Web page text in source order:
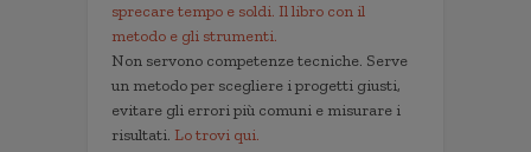
sprecare tempo e soldi. Il libro con il
metodo e gli strumenti.
Non servono competenze tecniche. Serve
un metodo per scegliere i progetti giusti,
evitare gli errori più comuni e misurare i
risultati. Lo trovi qui.